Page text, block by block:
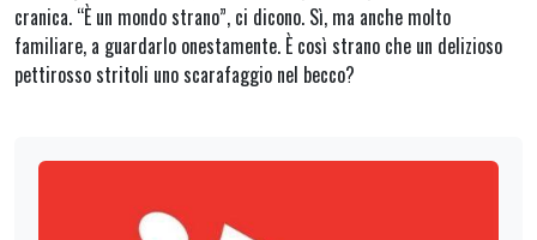
cranica. “È un mondo strano”, ci dicono. Sì, ma anche molto
familiare, a guardarlo onestamente. È così strano che un delizioso
pettirosso stritoli uno scarafaggio nel becco?